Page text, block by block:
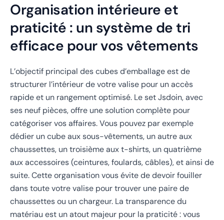
Organisation intérieure et
praticité : un système de tri
efficace pour vos vêtements
L’objectif principal des cubes d’emballage est de
structurer l’intérieur de votre valise pour un accès
rapide et un rangement optimisé. Le set Jsdoin, avec
ses neuf pièces, offre une solution complète pour
catégoriser vos affaires. Vous pouvez par exemple
dédier un cube aux sous-vêtements, un autre aux
chaussettes, un troisième aux t-shirts, un quatrième
aux accessoires (ceintures, foulards, câbles), et ainsi de
suite. Cette organisation vous évite de devoir fouiller
dans toute votre valise pour trouver une paire de
chaussettes ou un chargeur. La transparence du
matériau est un atout majeur pour la praticité : vous